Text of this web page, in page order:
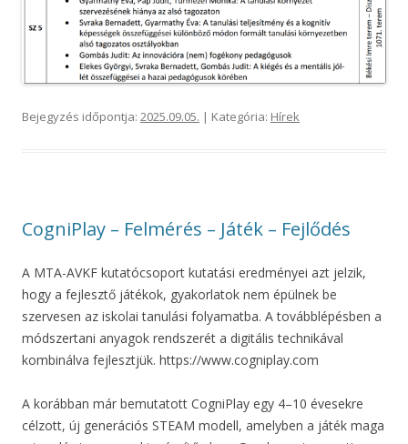
Bejegyzés időpontja: 2025.09.05. | Kategória: Hírek
CogniPlay – Felmérés – Játék – Fejlődés
A MTA-AVKF kutatócsoport kutatási eredményei azt jelzik,
hogy a fejlesztő játékok, gyakorlatok nem épülnek be
szervesen az iskolai tanulási folyamatba. A továbblépésben a
módszertani anyagok rendszerét a digitális technikával
kombinálva fejlesztjük. https://www.cogniplay.com
A korábban már bemutatott CogniPlay egy 4–10 évesekre
célzott, új generációs STEAM modell, amelyben a játék maga